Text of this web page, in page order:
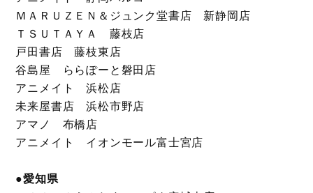
ＭＡＲＵＺＥＮ＆ジュンク堂書店 新静岡店
ＴＳＵＴＡＹＡ 藤枝店
戸田書店 藤枝東店
谷島屋 ららぽーと磐田店
アニメイト 浜松店
未来屋書店 浜松市野店
アマノ 布橋店
アニメイト イオンモール富士宮店
●愛知県